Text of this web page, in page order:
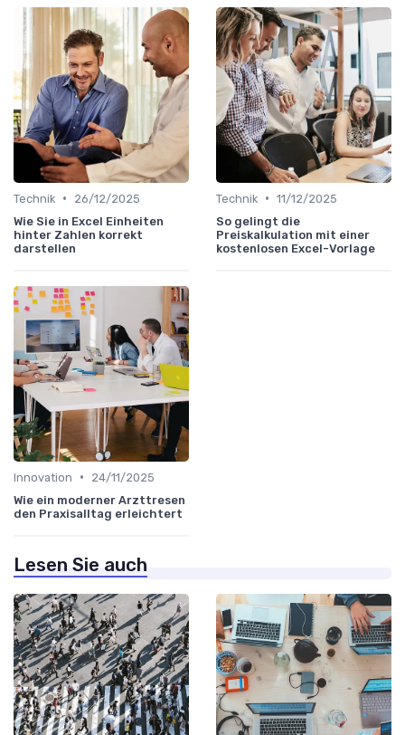
Technik •
26/12/2025
Wie Sie in Excel Einheiten
hinter Zahlen korrekt
darstellen
Technik • 11/12/2025
So gelingt die
Preiskalkulation mit einer
kostenlosen Excel-Vorlage
Innovation •
24/11/2025
Wie ein moderner Arzttresen
den Praxisalltag erleichtert
Lesen Sie auch